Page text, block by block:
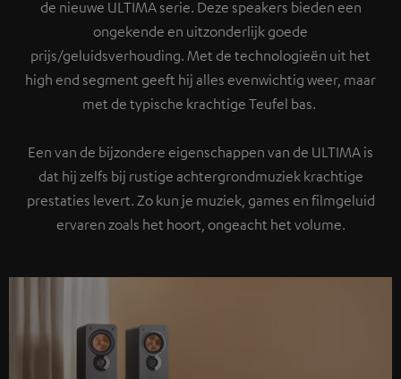
de nieuwe ULTIMA serie. Deze speakers bieden een
ongekende en uitzonderlijk goede
prijs/geluidsverhouding. Met de technologieën uit het
high end segment geeft hij alles evenwichtig weer, maar
met de typische krachtige Teufel bas.
Een van de bijzondere eigenschappen van de ULTIMA is
dat hij zelfs bij rustige achtergrondmuziek krachtige
prestaties levert. Zo kun je muziek, games en filmgeluid
ervaren zoals het hoort, ongeacht het volume.